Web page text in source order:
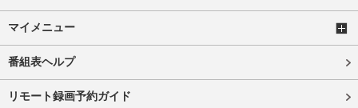
マイメニュー
番組表ヘルプ
リモート録画予約ガイド